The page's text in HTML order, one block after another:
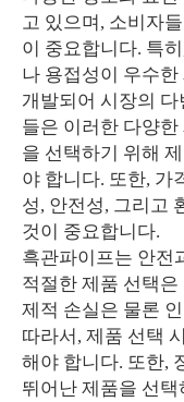
고 있으며, 소비자
이 중요합니다. 특
나 용접성이 우수
개발되어 시장의
들은 이러한 다양
을 선택하기 위해
야 합니다. 또한, 가
성, 안전성, 그리고
것이 중요합니다.
흑관파이프는 안전
적절한 제품 선택
제적 손실은 물론
따라서, 제품 선택 시
해야 합니다. 또한,
뛰어난 제품을 선